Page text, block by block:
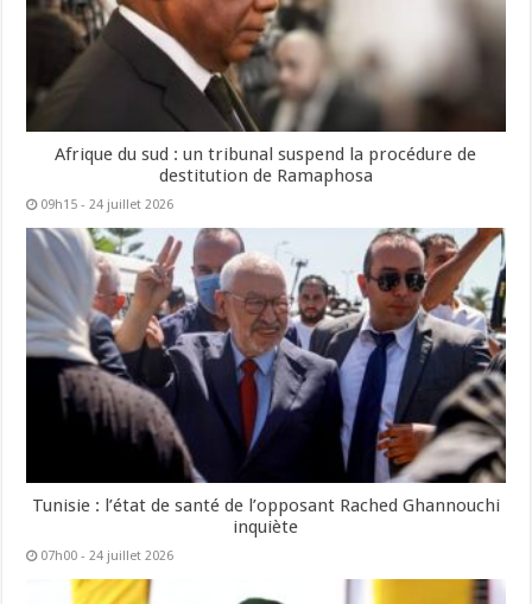
Afrique du sud : un tribunal suspend la procédure de
destitution de Ramaphosa
09h15 - 24 juillet 2026
Tunisie : l’état de santé de l’opposant Rached Ghannouchi
inquiète
07h00 - 24 juillet 2026